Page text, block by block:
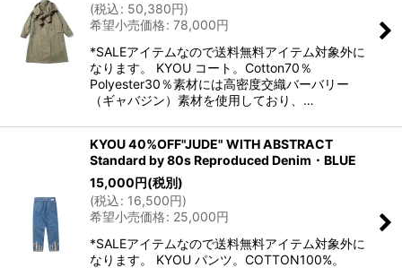
(税込: 50,380円)
希望小売価格: 78,000円
*SALEアイテムなので送料無料アイテム対象外に
なります。 KYOU コート。Cotton70％
Polyester30％素材には高密度交織バーバリー
（ギャバジン）素材を使用しており、…
KYOU 40%OFF"JUDE" WITH ABSTRACT
Standard by 80s Reproduced Denim・BLUE
15,000 円(税別)
(税込: 16,500円)
希望小売価格: 25,000円
*SALEアイテムなので送料無料アイテム対象外に
なります。 KYOU パンツ。COTTON100%。